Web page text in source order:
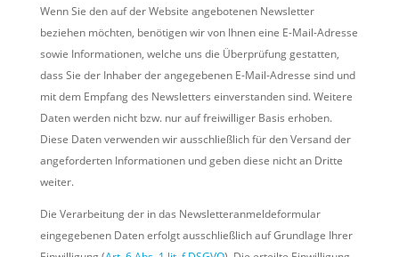
Wenn Sie den auf der Website angebotenen Newsletter
beziehen möchten, benötigen wir von Ihnen eine E-Mail-Adresse
sowie Informationen, welche uns die Überprüfung gestatten,
dass Sie der Inhaber der angegebenen E-Mail-Adresse sind und
mit dem Empfang des Newsletters einverstanden sind. Weitere
Daten werden nicht bzw. nur auf freiwilliger Basis erhoben.
Diese Daten verwenden wir ausschließlich für den Versand der
angeforderten Informationen und geben diese nicht an Dritte
weiter.
Die Verarbeitung der in das Newsletteranmeldeformular
eingegebenen Daten erfolgt ausschließlich auf Grundlage Ihrer